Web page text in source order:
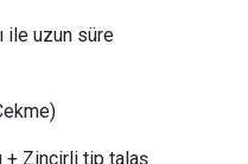
ile uzun süre
+ Zincirli tip talaş